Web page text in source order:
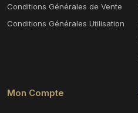
Conditions Générales de Vente
Conditions Générales Utilisation
Mon Compte